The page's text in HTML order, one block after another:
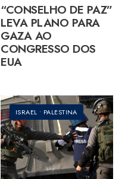
“CONSELHO DE PAZ”
LEVA PLANO PARA
GAZA AO
CONGRESSO DOS
EUA
ISRAEL • PALESTINA